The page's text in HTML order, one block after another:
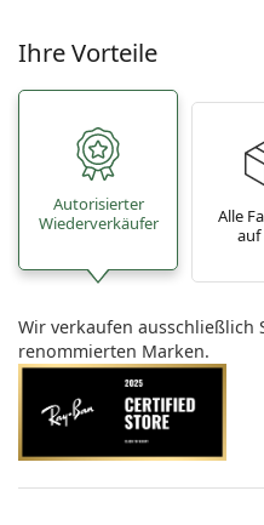
Ihre Vorteile
Autorisierter
Wiederverkäufer
Alle
auf
Wir verkaufen ausschließlich
renommierten Marken.